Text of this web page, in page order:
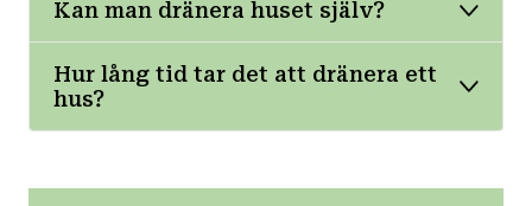
Kan man dränera huset själv?
Hur lång tid tar det att dränera ett
hus?